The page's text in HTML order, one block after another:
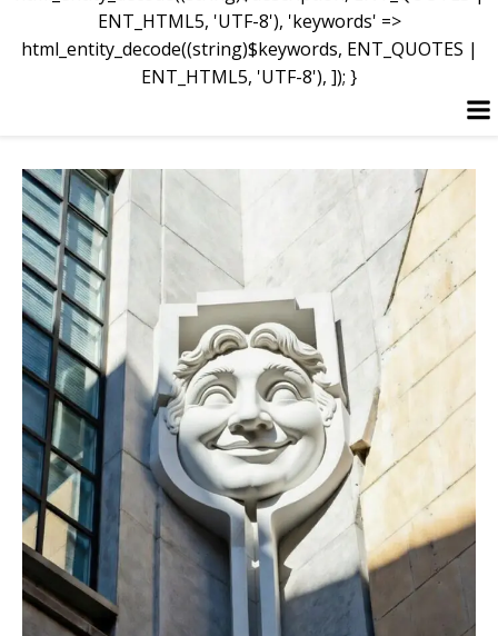
ENT_HTML5, 'UTF-8'), 'keywords' =>
html_entity_decode((string)$keywords, ENT_QUOTES |
ENT_HTML5, 'UTF-8'), ]); }